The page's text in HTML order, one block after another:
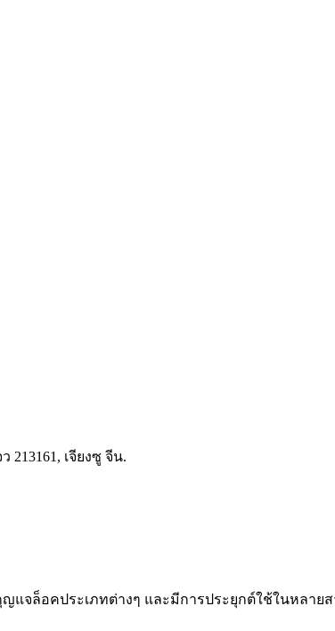
213161, เจียงซู จีน.
จล็อคประเภทต่างๆ และมีการประยุกต์ใช้ในหลา